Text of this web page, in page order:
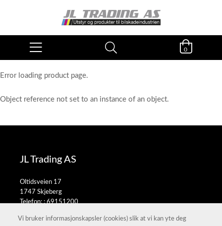
0
Error loading product page.
Object reference not set to an instance of an object.
JL Trading AS
Oltidsveien 17
1747 Skjeberg
Telefon: :69151200
Vi bruker informasjonskapsler (cookies) slik at vi kan yte deg